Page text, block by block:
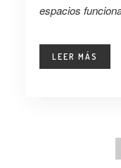
espacios
LEER MÁS